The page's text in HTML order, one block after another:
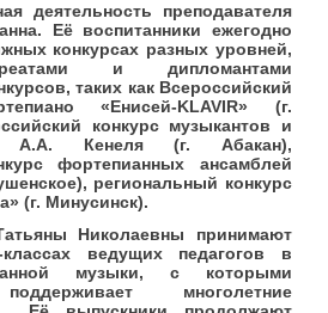
деятельность преподавателя
Её воспитанники ежегодно
конкурсах разных уровней,
и дипломантами
таких как Всероссийский
«Енисей-KLAVIR» (г.
конкурс музыкантов и
А.А. Кенеля (г. Абакан),
фортепианных ансамблей
региональный конкурс
(г. Минусинск).
Николаевны принимают
ведущих педагогов в
музыки, с которыми
многолетние